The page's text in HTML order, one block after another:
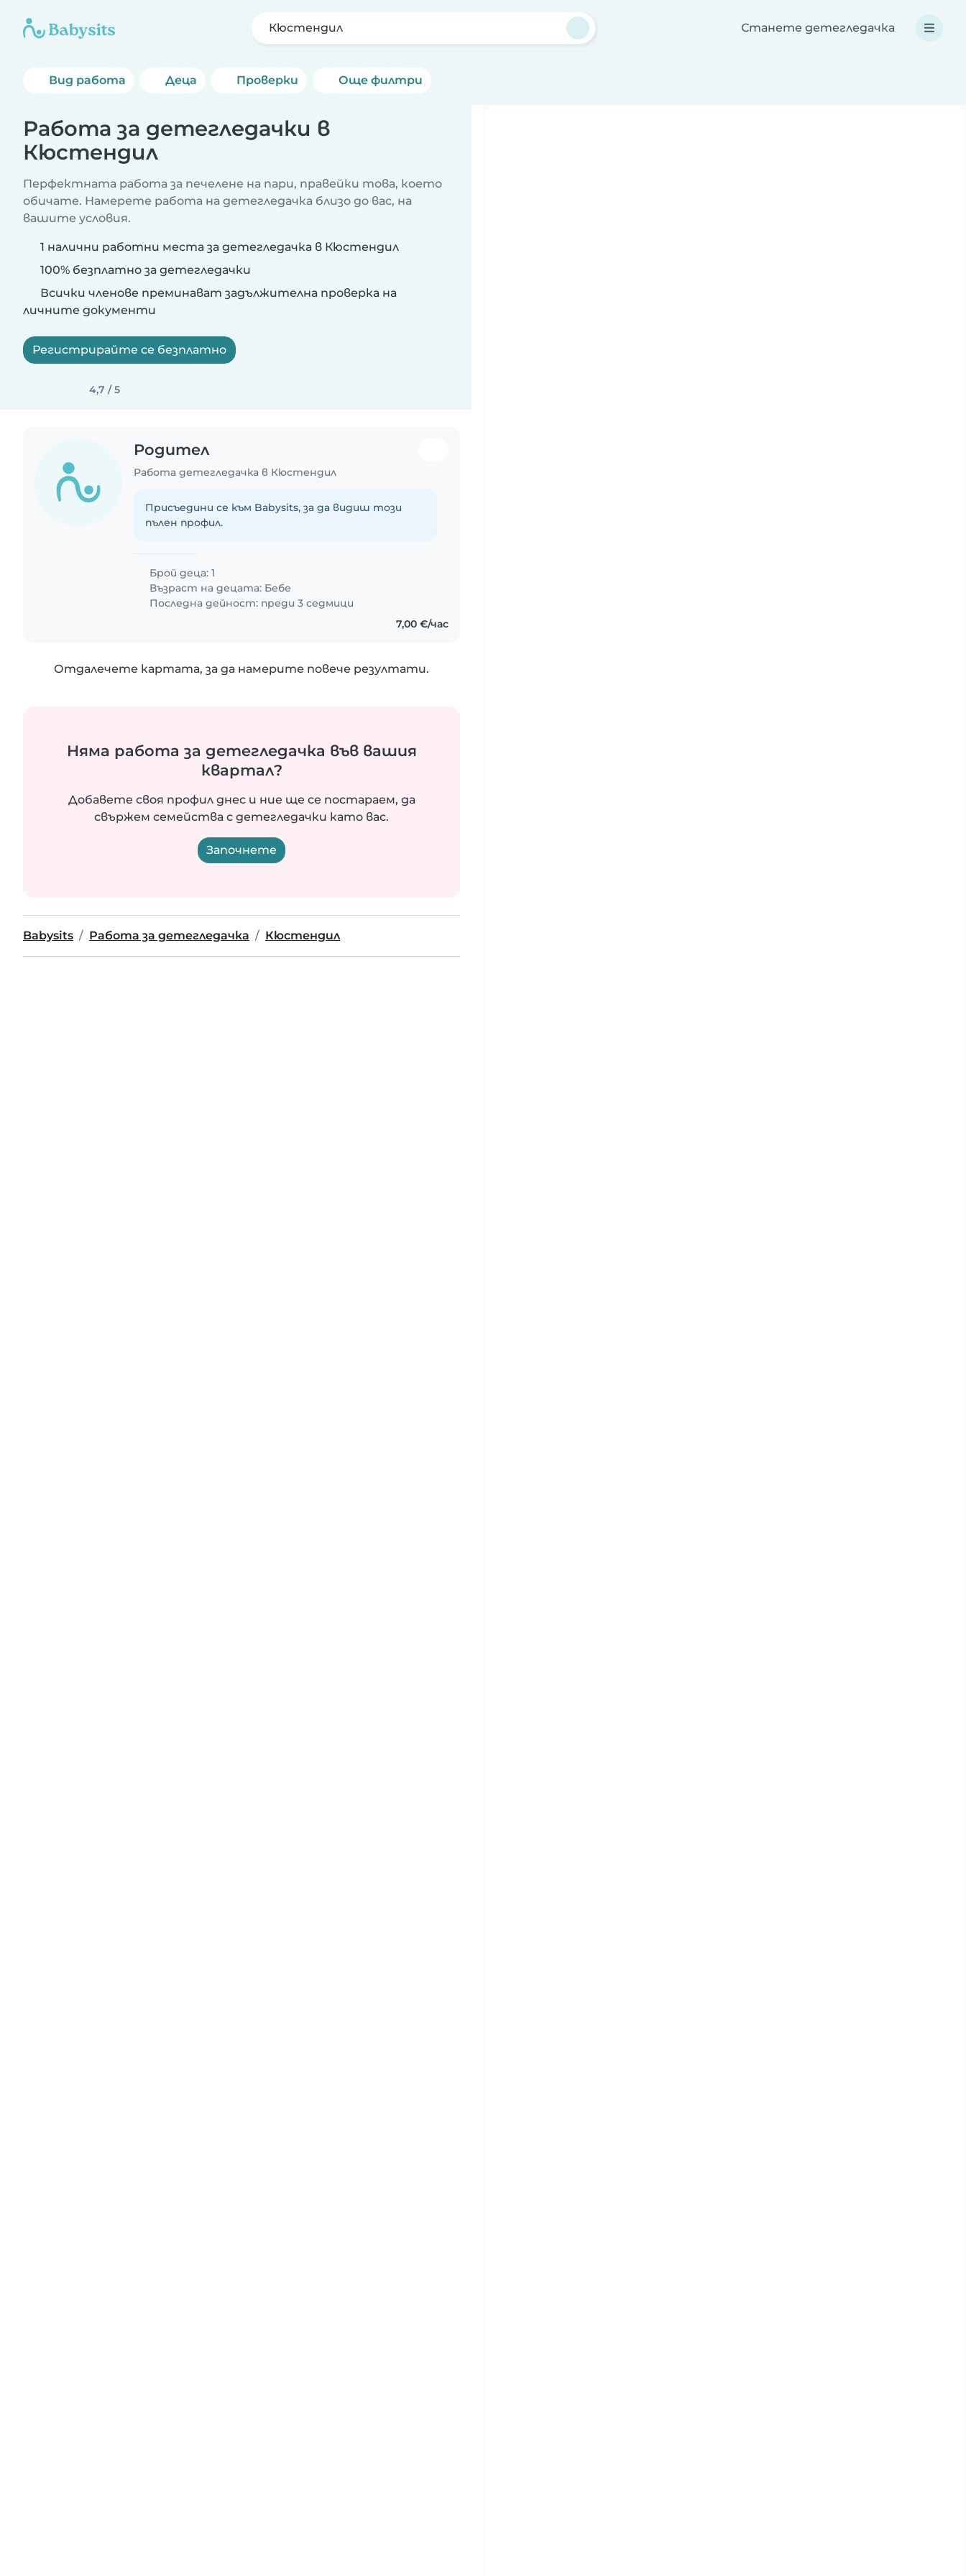
Кюстендил Станете детегледачка
Вид работа Деца Проверки Още филтри
Работа за детегледачки в
Кюстендил
Перфектната работа за печелене на пари, правейки това, което
обичате. Намерете работа на детегледачка близо до вас, на
вашите условия.
1 налични работни места за детегледачка в Кюстендил
100% безплатно за детегледачки
Всички членове преминават задължителна проверка на
личните документи
Регистрирайте се безплатно
4,7 / 5
Родител
Работа детегледачка в Кюстендил
Присъедини се към Babysits, за да видиш този
пълен профил.
Брой деца: 1
Възраст на децата: Бебе
Последна дейност: преди 3 седмици
7,00 €/час
Отдалечете картата, за да намерите повече резултати.
Няма работа за детегледачка във вашия
квартал?
Добавете своя профил днес и ние ще се постараем, да
свържем семейства с детегледачки като вас.
Започнете
Babysits Работа за детегледачка Кюстендил